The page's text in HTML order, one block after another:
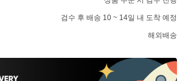
검수 후 배송 10 ~ 14일 내 도착 예정
해외배송